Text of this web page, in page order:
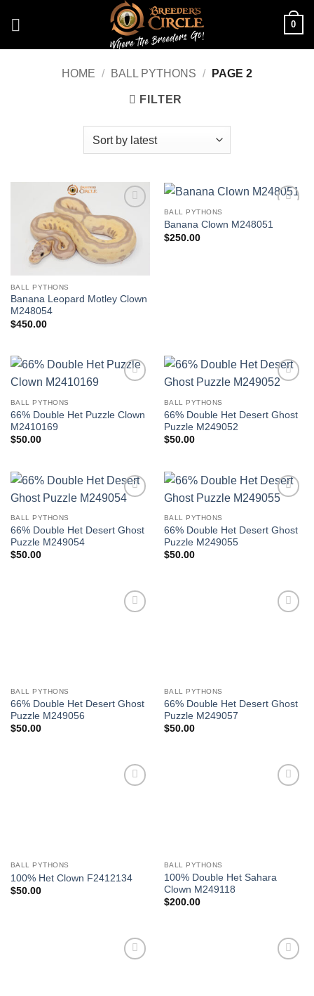
0
HOME / BALL PYTHONS / PAGE 2
FILTER
Add to
Wishlist
BALL PYTHONS
Banana Leopard Motley Clown
M248054
$450.00
Wishlist
BALL PYTHONS
Banana Clown M248051
$250.00
BALL PYTHONS
66% Double Het Puzzle Clown
M2410169
$50.00
BALL PYTHONS
66% Double Het Desert Ghost
Puzzle M249052
$50.00
BALL PYTHONS
66% Double Het Desert Ghost
Puzzle M249054
$50.00
BALL PYTHONS
66% Double Het Desert Ghost
Puzzle M249055
$50.00
BALL PYTHONS
66% Double Het Desert Ghost
Puzzle M249056
$50.00
BALL PYTHONS
66% Double Het Desert Ghost
Puzzle M249057
$50.00
BALL PYTHONS
100% Het Clown F2412134
$50.00
BALL PYTHONS
100% Double Het Sahara
Clown M249118
$200.00